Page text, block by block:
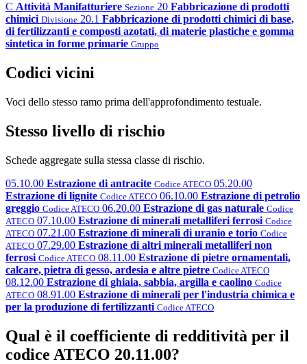
C Attività Manifatturiere Sezione 20 Fabbricazione di prodotti
chimici Divisione 20.1 Fabbricazione di prodotti chimici di base,
di fertilizzanti e composti azotati, di materie plastiche e gomma
sintetica in forme primarie Gruppo
Codici vicini
Voci dello stesso ramo prima dell'approfondimento testuale.
Stesso livello di rischio
Schede aggregate sulla stessa classe di rischio.
05.10.00 Estrazione di antracite Codice ATECO 05.20.00
Estrazione di lignite Codice ATECO 06.10.00 Estrazione di petrolio
greggio Codice ATECO 06.20.00 Estrazione di gas naturale Codice
ATECO 07.10.00 Estrazione di minerali metalliferi ferrosi Codice
ATECO 07.21.00 Estrazione di minerali di uranio e torio Codice
ATECO 07.29.00 Estrazione di altri minerali metalliferi non
ferrosi Codice ATECO 08.11.00 Estrazione di pietre ornamentali,
calcare, pietra di gesso, ardesia e altre pietre Codice ATECO
08.12.00 Estrazione di ghiaia, sabbia, argilla e caolino Codice
ATECO 08.91.00 Estrazione di minerali per l'industria chimica e
per la produzione di fertilizzanti Codice ATECO
Qual è il coefficiente di redditività per il
codice ATECO 20.11.00?